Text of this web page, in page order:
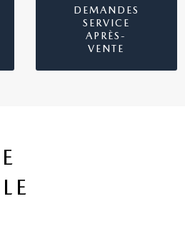
DEMANDES
SERVICE
APRÈS-
VENTE